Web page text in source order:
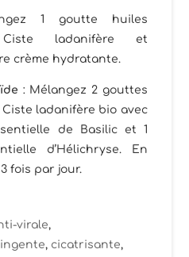
1 goutte huiles
ladanifère et
crème hydratante.
: Mélangez 2 gouttes
ladanifère bio avec
de Basilic et 1
d’Hélichryse. En
fois par jour.
virale,
, cicatrisante,